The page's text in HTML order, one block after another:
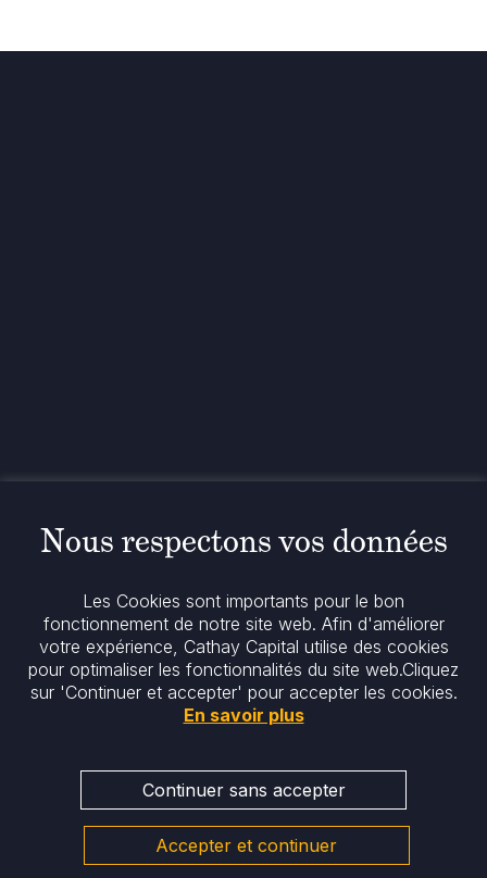
Notices réglementaires
Notre politique ESG
Restez informés
Nous respectons vos données
Les Cookies sont importants pour le bon
fonctionnement de notre site web. Afin d'améliorer
votre expérience, Cathay Capital utilise des cookies
pour optimaliser les fonctionnalités du site web.Cliquez
sur 'Continuer et accepter' pour accepter les cookies.
En savoir plus
Continuer sans accepter
Accepter et continuer